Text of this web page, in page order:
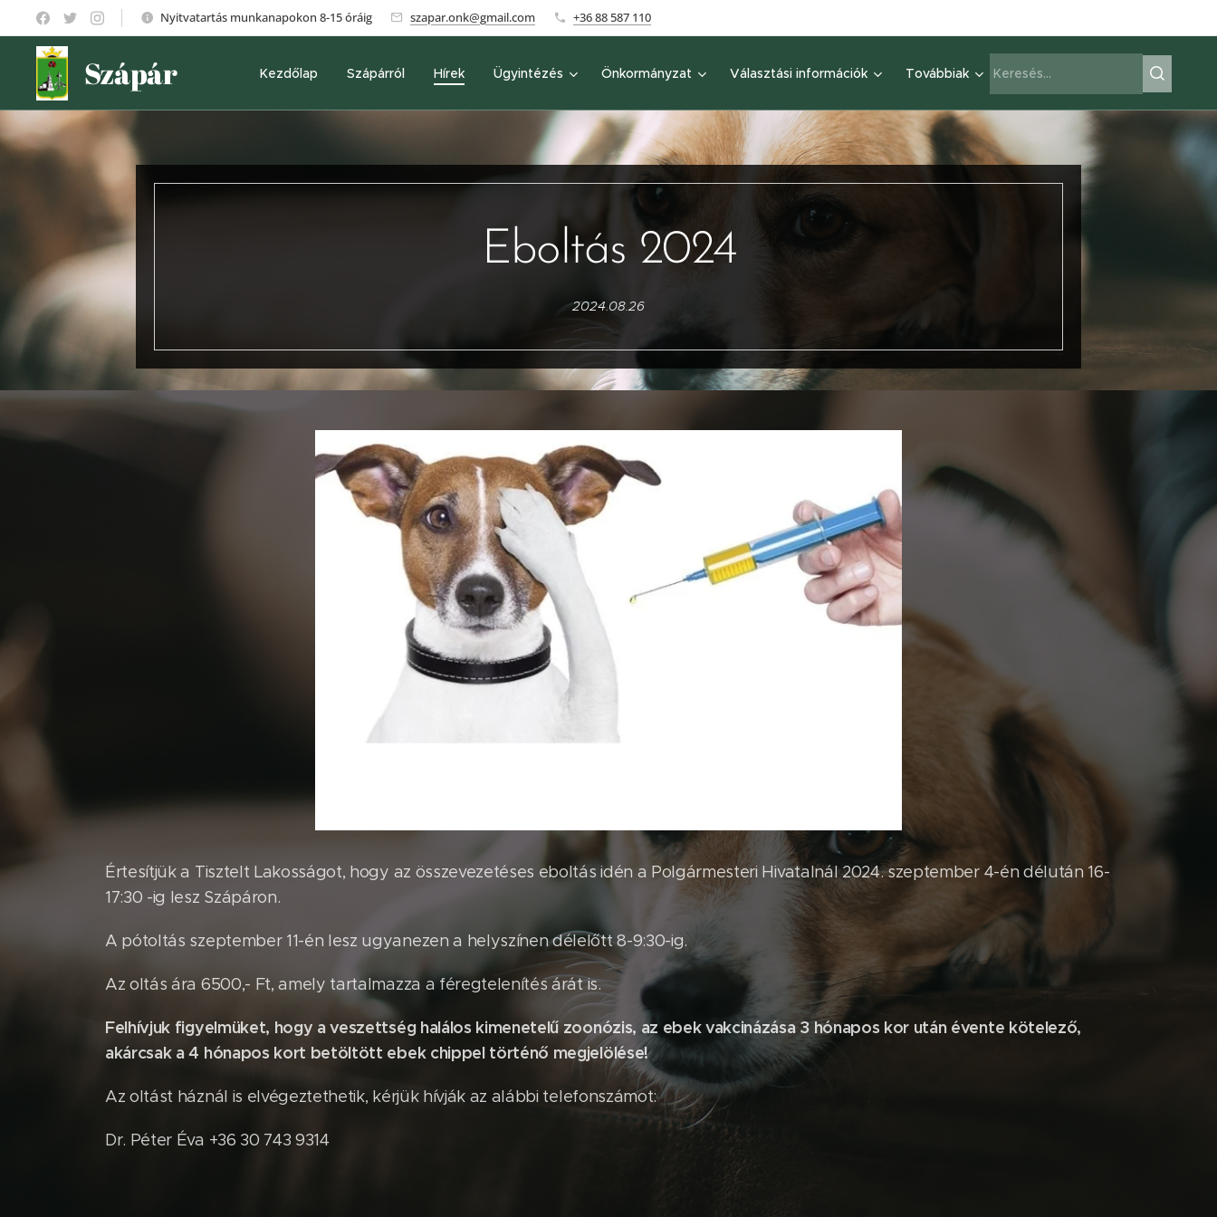
Nyitvatartás munkanapokon 8-15 óráig szapar.onk@gmail.com +36 88 587 110
Szápár Kezdőlap Szápárról Hírek Ügyintézés Önkormányzat Választási információk Továbbiak
Eboltás 2024
2024.08.26
Értesítjük a Tisztelt Lakosságot, hogy az összevezetéses eboltás idén a Polgármesteri Hivatalnál 2024. szeptember 4-én délután 16-
17:30 -ig lesz Szápáron.
A pótoltás szeptember 11-én lesz ugyanezen a helyszínen délelőtt 8-9:30-ig.
Az oltás ára 6500,- Ft, amely tartalmazza a féregtelenítés árát is.
Felhívjuk figyelmüket, hogy a veszettség halálos kimenetelű zoonózis, az ebek vakcinázása 3 hónapos kor után évente kötelező,
akárcsak a 4 hónapos kort betöltött ebek chippel történő megjelölése!
Az oltást háznál is elvégeztethetik, kérjük hívják az alábbi telefonszámot:
Dr. Péter Éva +36 30 743 9314